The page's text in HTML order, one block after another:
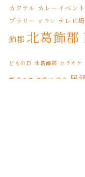
カクテル カレーイベント
プラリー チラシ テレビ
飾郡 北葛飾郡
どもの日 北葛飾郡 カラオケ
郡 焼き鳥 唐揚げ 宴会 居